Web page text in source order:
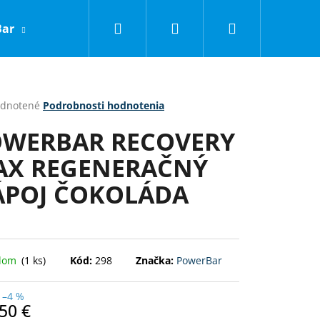
Obchodné podmienky
Hľadať PrihlásenieNákupný
Podrobnosti hodnotenia
RECOVERY
REGENERAČNÝ
ČOKOLÁDA
(1 ks) Kód: 298 Značka: PowerBar
–4 %
€
Nasledujúce